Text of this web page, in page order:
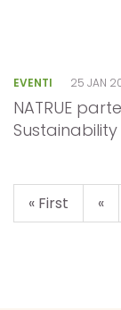
EVENTI 25 JAN
NATRUE
Sustainability
« First «